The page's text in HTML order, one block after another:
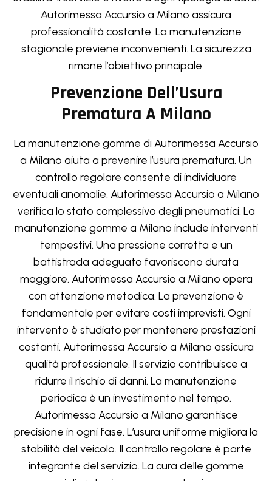
Autorimessa Accursio a Milano assicura
professionalità costante. La manutenzione
stagionale previene inconvenienti. La sicurezza
rimane l’obiettivo principale.
Prevenzione Dell’Usura
Prematura A Milano
La manutenzione gomme di Autorimessa Accursio
a Milano aiuta a prevenire l’usura prematura. Un
controllo regolare consente di individuare
eventuali anomalie. Autorimessa Accursio a Milano
verifica lo stato complessivo degli pneumatici. La
manutenzione gomme a Milano include interventi
tempestivi. Una pressione corretta e un
battistrada adeguato favoriscono durata
maggiore. Autorimessa Accursio a Milano opera
con attenzione metodica. La prevenzione è
fondamentale per evitare costi imprevisti. Ogni
intervento è studiato per mantenere prestazioni
costanti. Autorimessa Accursio a Milano assicura
qualità professionale. Il servizio contribuisce a
ridurre il rischio di danni. La manutenzione
periodica è un investimento nel tempo.
Autorimessa Accursio a Milano garantisce
precisione in ogni fase. L’usura uniforme migliora la
stabilità del veicolo. Il controllo regolare è parte
integrante del servizio. La cura delle gomme